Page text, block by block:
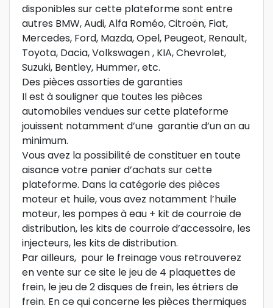
disponibles sur cette plateforme sont entre
autres BMW, Audi, Alfa Roméo, Citroën, Fiat,
Mercedes, Ford, Mazda, Opel, Peugeot, Renault,
Toyota, Dacia, Volkswagen , KIA, Chevrolet,
Suzuki, Bentley, Hummer, etc.
Des pièces assorties de garanties
Il est à souligner que toutes les pièces
automobiles vendues sur cette plateforme
jouissent notamment d’une garantie d’un an au
minimum.
Vous avez la possibilité de constituer en toute
aisance votre panier d’achats sur cette
plateforme. Dans la catégorie des pièces
moteur et huile, vous avez notamment l’huile
moteur, les pompes à eau + kit de courroie de
distribution, les kits de courroie d’accessoire, les
injecteurs, les kits de distribution.
Par ailleurs, pour le freinage vous retrouverez
en vente sur ce site le jeu de 4 plaquettes de
frein, le jeu de 2 disques de frein, les étriers de
frein. En ce qui concerne les pièces thermiques